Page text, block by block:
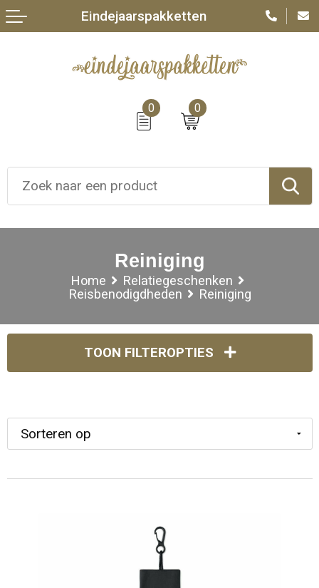
0 0
Eindejaarspakketten
Reiniging
Home
Relatiegeschenken
Reisbenodigdheden
Reiniging
TOON FILTEROPTIES